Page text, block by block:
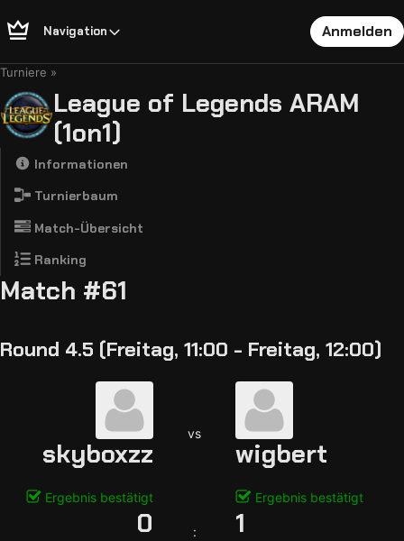
Navigation Anmelden
Turniere
League of Legends ARAM
(1on1)
Informationen
Turnierbaum
Match-Übersicht
Ranking
Match #61
Round 4.5 (Freitag, 11:00 - Freitag, 12:00)
skyboxzz
vs
wigbert
Ergebnis bestätigt Ergebnis bestätigt
0 : 1